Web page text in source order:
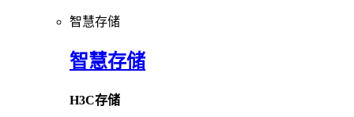
智慧存储
智慧存储
H3C存储